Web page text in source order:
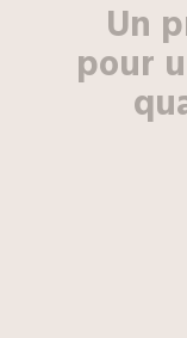
Un
pour